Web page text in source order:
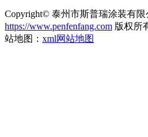
Copyright© 泰州市斯普瑞涂装有限
https://www.penfenfang.com 版权所
站地图： xml网站地图